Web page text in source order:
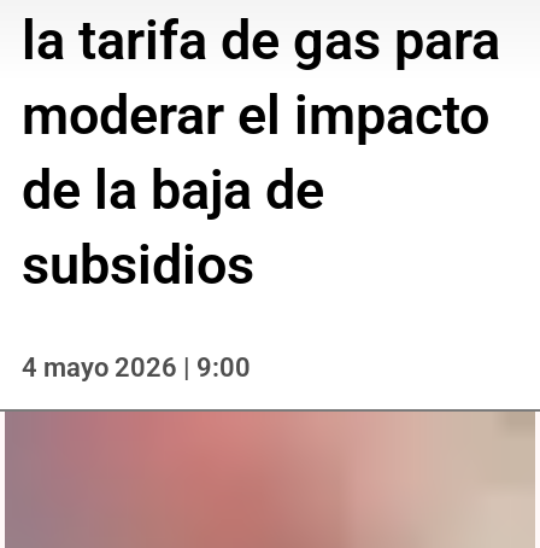
la tarifa de gas para
moderar el impacto
de la baja de
subsidios
4 mayo 2026 | 9:00